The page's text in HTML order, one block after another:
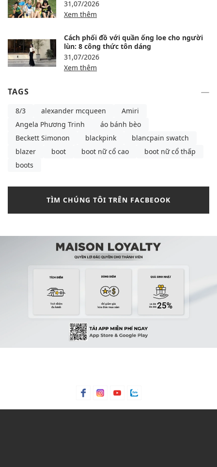
31,07/2026
Xem thêm
Cách phối đồ với quần ống loe cho người
lùn: 8 công thức tôn dáng
31,07/2026
Xem thêm
TAGS
8/3 alexander mcqueen
Amiri
Angela Phương Trinh
áo bánh bèo
Beckett Simonon
blackpink
blancpain swatch
blazer
boot boot nữ cổ cao
boot nữ cổ thấp
boots
TÌM CHÚNG TÔI TRÊN FACBEOOK